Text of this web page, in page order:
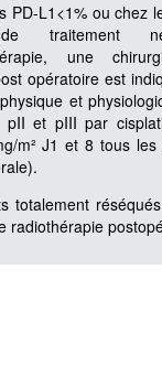
PD-L1<1% ou chez
traitement
une
opératoire est
et
et pIII par
m² J1 et 8 tous
totalement
radiothérapie